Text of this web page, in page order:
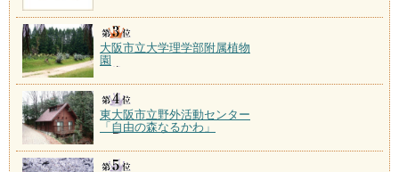
大阪市立大学理学部附属植物
園
東大阪市立野外活動センター
「自由の森なるかわ」